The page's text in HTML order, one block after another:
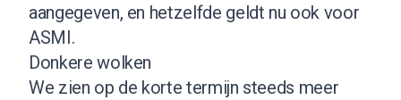
aangegeven, en hetzelfde geldt nu ook voor
ASMI.
Donkere wolken
We zien op de korte termijn steeds meer